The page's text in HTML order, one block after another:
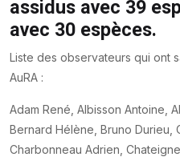
assidus avec 39
avec 30 espèces.
Liste des observateurs qui ont
AuRA :
Adam René, Albisson Antoine,
Bernard Hélène, Bruno Durieu,
Charbonneau Adrien,